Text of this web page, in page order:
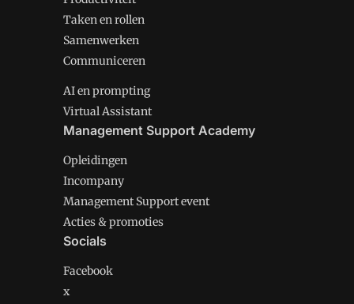
Taken en rollen
Samenwerken
Communiceren
AI en prompting
Virtual Assistant
Management Support Academy
Opleidingen
Incompany
Management Support event
Acties & promoties
Socials
Facebook
x